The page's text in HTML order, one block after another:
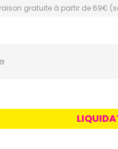
gratuite à partir de 69€